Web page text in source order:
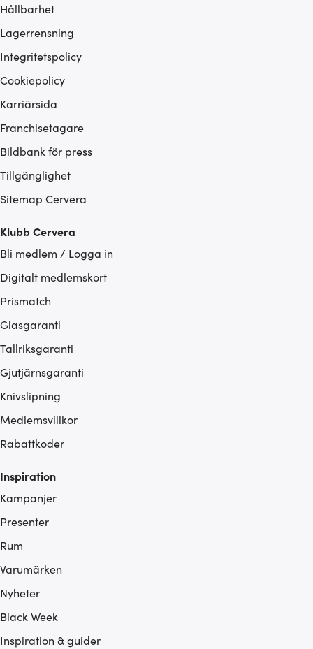
Hållbarhet
Lagerrensning
Integritetspolicy
Cookiepolicy
Karriärsida
Franchisetagare
Bildbank för press
Tillgänglighet
Sitemap Cervera
Klubb Cervera
Bli medlem / Logga in
Digitalt medlemskort
Prismatch
Glasgaranti
Tallriksgaranti
Gjutjärnsgaranti
Knivslipning
Medlemsvillkor
Rabattkoder
Inspiration
Kampanjer
Presenter
Rum
Varumärken
Nyheter
Black Week
Inspiration & guider